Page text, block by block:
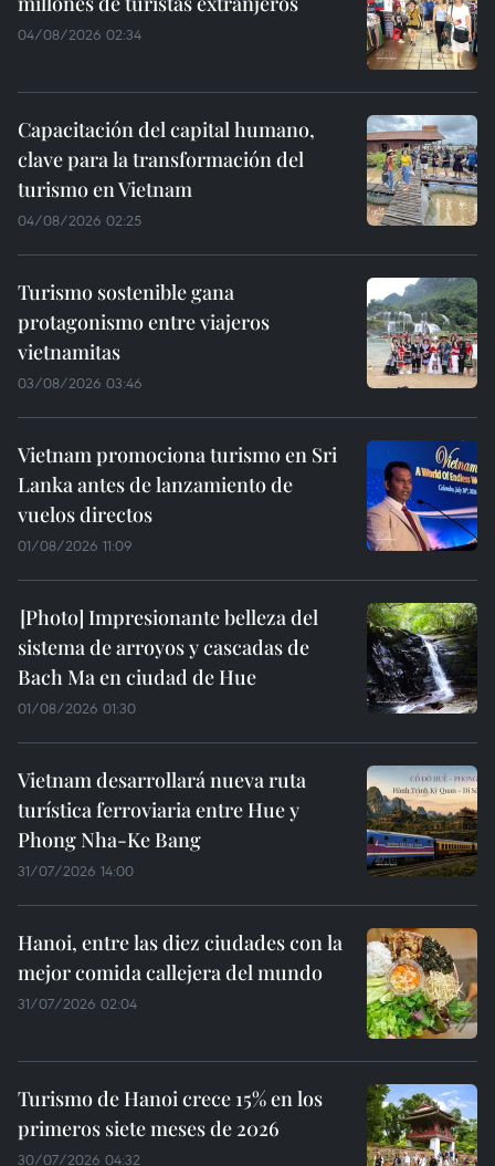
04/08/2026 02:34
Capacitación del capital humano,
clave para la transformación del
turismo en Vietnam
04/08/2026 02:25
Turismo sostenible gana
protagonismo entre viajeros
vietnamitas
03/08/2026 03:46
Vietnam promociona turismo en Sri
Lanka antes de lanzamiento de
vuelos directos
01/08/2026 11:09
Impresionante belleza del
sistema de arroyos y cascadas de
Bach Ma en ciudad de Hue
01/08/2026 01:30
Vietnam desarrollará nueva ruta
turística ferroviaria entre Hue y
Phong Nha-Ke Bang
31/07/2026 14:00
Hanoi, entre las diez ciudades con la
mejor comida callejera del mundo
31/07/2026 02:04
Turismo de Hanoi crece 15% en los
primeros siete meses de 2026
30/07/2026 04:32